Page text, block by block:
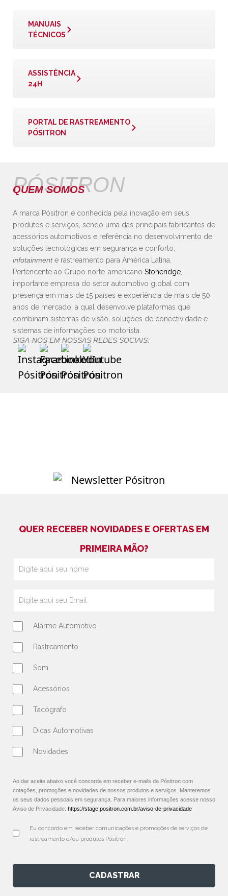
MANUAIS
TÉCNICOS
ASSISTÊNCIA
24H
PORTAL DE RASTREAMENTO
PÓSITRON
PÓSITRON
QUEM SOMOS
A marca Pósitron é conhecida pela inovação em seus
produtos e serviços, sendo uma das principais fabricantes de
acessórios automotivos e referência no desenvolvimento de
soluções tecnológicas em segurança e conforto,
infotainmente rastreamento para América Latina.
Pertencente ao Grupo norte-americano Stoneridge
importante empresa do setor automotivo global com
presença em mais de 15 países e experiência de mais de 50
anos de mercado, a qual desenvolve plataformas que
combinam sistemas de visão, soluções de conectividade e
sistemas de informações do motorista.
SIGA-NOS EM NOSSAS REDES SOCIAIS:
QUER RECEBER NOVIDADES E OFERTAS EM
PRIMEIRA MÃO?
Alarme Automotivo
Rastreamento
Som
Acessórios
Tacógrafo
Dicas Automotivas
Novidades
Ao dar aceite abaixo você concorda em receber e-mails da Pósitron com
cotações, promoções e novidades de nossos produtos e serviços. Manteremos
os seus dados pessoais em segurança. Para maiores informações acesse nosso
Aviso de Privacidade: https://stage.positron.com.br/aviso-de-privacidade
Eu concordo em receber comunicações e promoções de serviços de
rastreamento e/ou produtos Pósitron.
CADASTRAR